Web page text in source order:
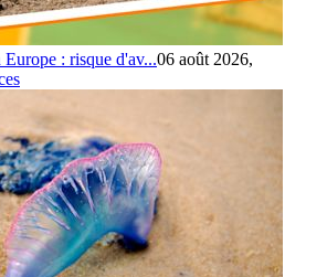
Europe : risque d'av...06 août 2026,